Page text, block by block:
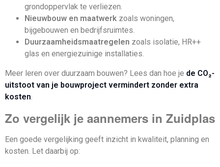
grondoppervlak te verliezen.
Nieuwbouw en maatwerk zoals woningen,
bijgebouwen en bedrijfsruimtes.
Duurzaamheidsmaatregelen zoals isolatie, HR++
glas en energiezuinige installaties.
Meer leren over duurzaam bouwen? Lees dan hoe je de CO₂-
uitstoot van je bouwproject vermindert zonder extra
kosten.
Zo vergelijk je aannemers in Zuidplas
Een goede vergelijking geeft inzicht in kwaliteit, planning en
kosten. Let daarbij op: